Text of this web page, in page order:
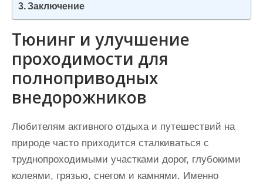
Заключение
Тюнинг и улучшение
проходимости для
полноприводных
внедорожников
Любителям активного отдыха и путешествий на
природе часто приходится сталкиваться с
труднопроходимыми участками дорог, глубокими
колеями, грязью, снегом и камнями. Именно